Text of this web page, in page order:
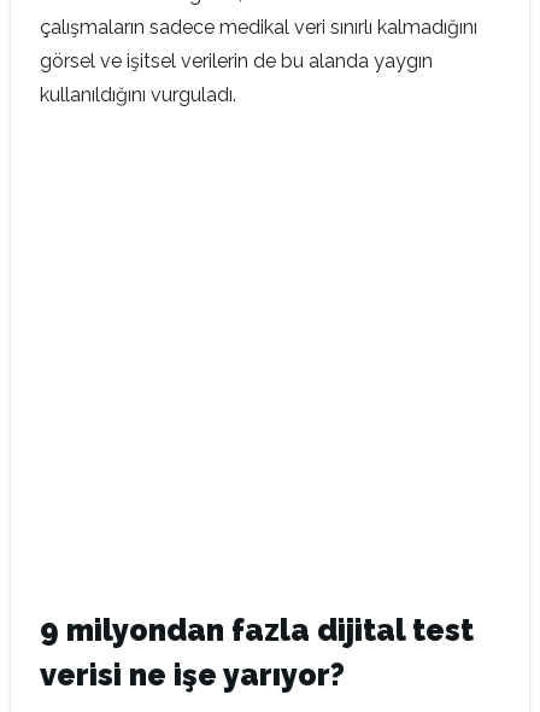
çalışmaların sadece medikal veri sınırlı kalmadığını
görsel ve işitsel verilerin de bu alanda yaygın
kullanıldığını vurguladı.
9 milyondan fazla dijital test
verisi ne işe yarıyor?